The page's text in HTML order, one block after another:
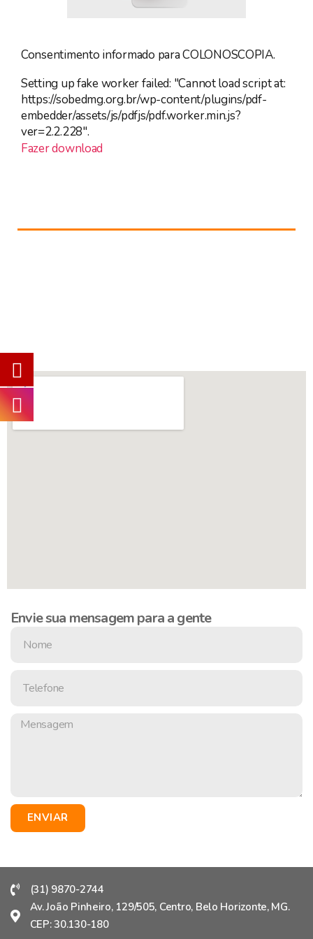
Consentimento informado para COLONOSCOPIA.
Setting up fake worker failed: "Cannot load script at:
https://sobedmg.org.br/wp-content/plugins/pdf-
embedder/assets/js/pdfjs/pdf.worker.min.js?
ver=2.2.228".
Fazer download
Envie sua mensagem para a gente
ENVIAR
(31) 9870-2744
Av. João Pinheiro, 129/505, Centro, Belo Horizonte, MG.
CEP: 30.130-180